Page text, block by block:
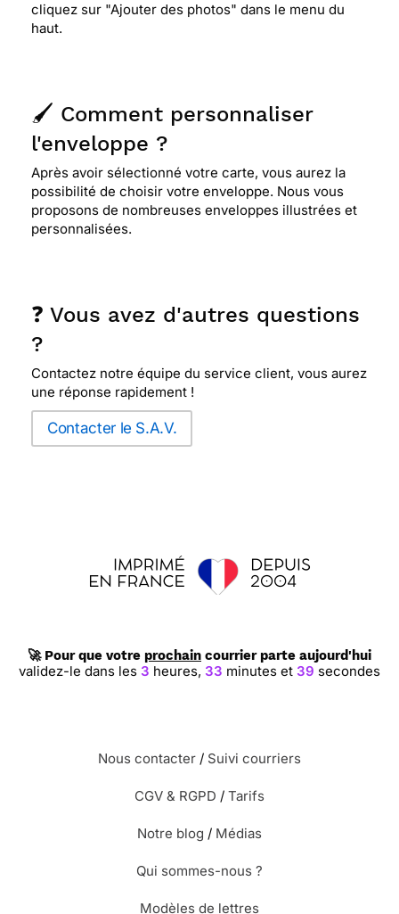
cliquez sur "Ajouter des photos" dans le menu du
haut.
🖌️ Comment personnaliser
l'enveloppe ?
Après avoir sélectionné votre carte, vous aurez la
possibilité de choisir votre enveloppe. Nous vous
proposons de nombreuses enveloppes illustrées et
personnalisées.
❓ Vous avez d'autres questions
?
Contactez notre équipe du service client, vous aurez
une réponse rapidement !
Contacter le S.A.V.
🚀 Pour que votre prochain courrier parte aujourd'hui
validez-le dans les 3 heures, 33 minutes et 38 secondes
Nous contacter / Suivi courriers
CGV & RGPD / Tarifs
Notre blog / Médias
Qui sommes-nous ?
Modèles de lettres